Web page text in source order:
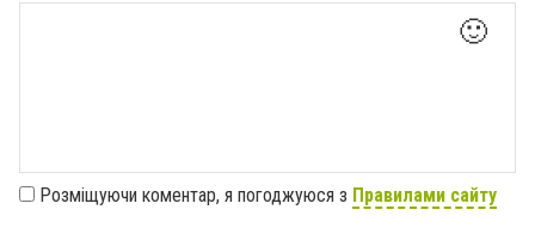
🙂
Розміщуючи коментар, я погоджуюся з Правилами сайту